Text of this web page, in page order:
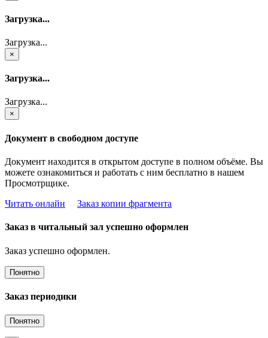
Загрузка...
Загрузка...
×
Загрузка...
Загрузка...
×
Документ в свободном доступе
Документ находится в открытом доступе в полном объёме. Вы
можете ознакомиться и работать с ним бесплатно в нашем
Просмотрщике.
Читать онлайн
Заказ копии фрагмента
Заказ в читальный зал успешно оформлен
Заказ успешно оформлен.
Понятно
Заказ периодики
Понятно